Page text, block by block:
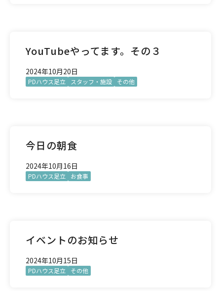
YouTubeやってます。その３
2024年10月20日
PDハウス足立 スタッフ・施設 その他
今日の朝食
2024年10月16日
PDハウス足立 お食事
イベントのお知らせ
2024年10月15日
PDハウス足立 その他